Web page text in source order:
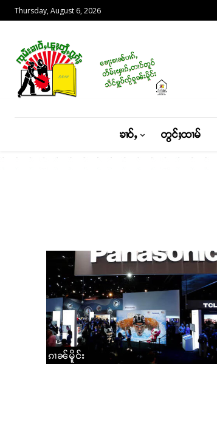
Thursday, August 6, 2026
ၶၢဝ်ႇ တွင်ႈထၢမ်
ၵၢၼ်မိူင်း